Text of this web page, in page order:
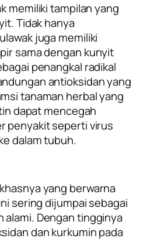
memiliki tampilan yang
Tidak hanya
juga memiliki
sama dengan kunyit
penangkal radikal
antioksidan yang
tanaman herbal yang
dapat mencegah
penyakit seperti virus
dalam tubuh.
yang berwarna
sering dijumpai sebagai
alami. Dengan tingginya
dan kurkumin pada